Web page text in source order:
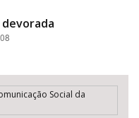
Social da